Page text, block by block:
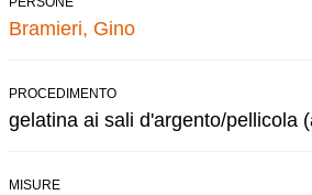
Bramieri, Gino
PROCEDIMENTO
gelatina ai sali d'argento/pellicola
MISURE